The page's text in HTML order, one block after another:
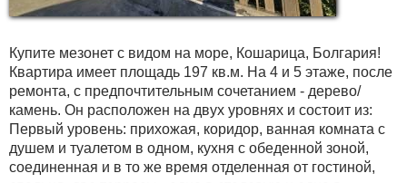
Купите мезонет с видом на море, Кошарица, Болгария!
Квартира имеет площадь 197 кв.м. На 4 и 5 этаже, после
ремонта, с предпочтительным сочетанием - дерево/
камень. Он расположен на двух уровнях и состоит из:
Первый уровень: прихожая, коридор, ванная комната с
душем и туалетом в одном, кухня с обеденной зоной,
соединенная и в то же время отделенная от гостиной,